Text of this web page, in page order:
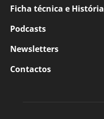
Ficha técnica e História
Podcasts
Newsletters
Contactos